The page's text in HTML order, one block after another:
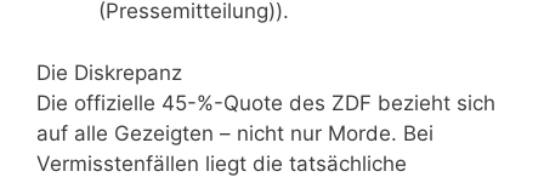
(Pressemitteilung)).
Die Diskrepanz
Die offizielle 45-%-Quote des ZDF bezieht sich
auf alle Gezeigten – nicht nur Morde. Bei
Vermisstenfällen liegt die tatsächliche